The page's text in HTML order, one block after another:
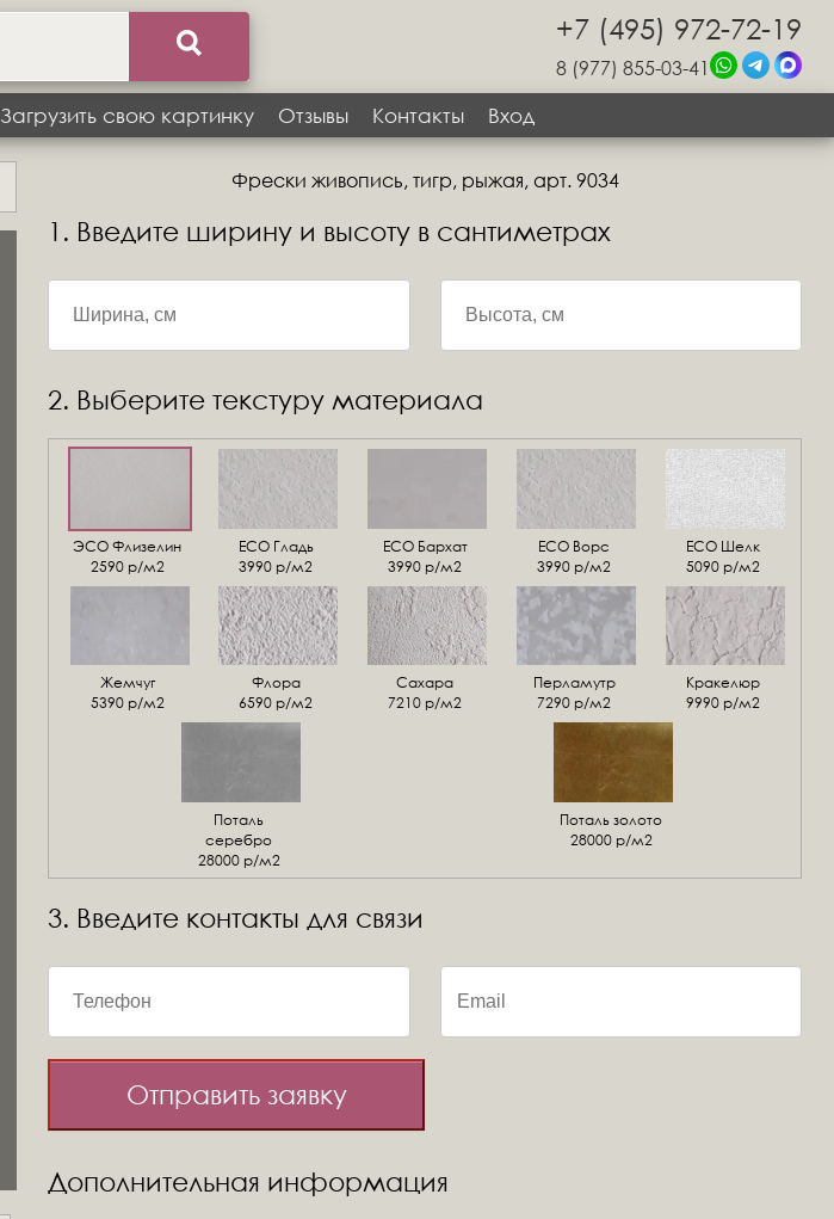
+7 (495) 972-72-19
8 (977) 855-03-41
Загрузить свою картинку Отзывы Контакты Вход
Фрески живопись, тигр, рыжая, арт. 9034
1. Введите ширину и высоту в сантиметрах
2. Выберите текстуру материала
ЭСО Флизелин
2590 р/м2
ЕСО Гладь
3990 р/м2
ECO Бархат
3990 р/м2
ЕСО Ворс
3990 р/м2
ЕСО Шелк
5090 р/м2
Жемчуг
5390 р/м2
Флора
6590 р/м2
Сахара
7210 р/м2
Перламутр
7290 р/м2
Кракелюр
9990 р/м2
Поталь
серебро
28000 р/м2
Поталь золото
28000 р/м2
3. Введите контакты для связи
Отправить заявку
Дополнительная информация